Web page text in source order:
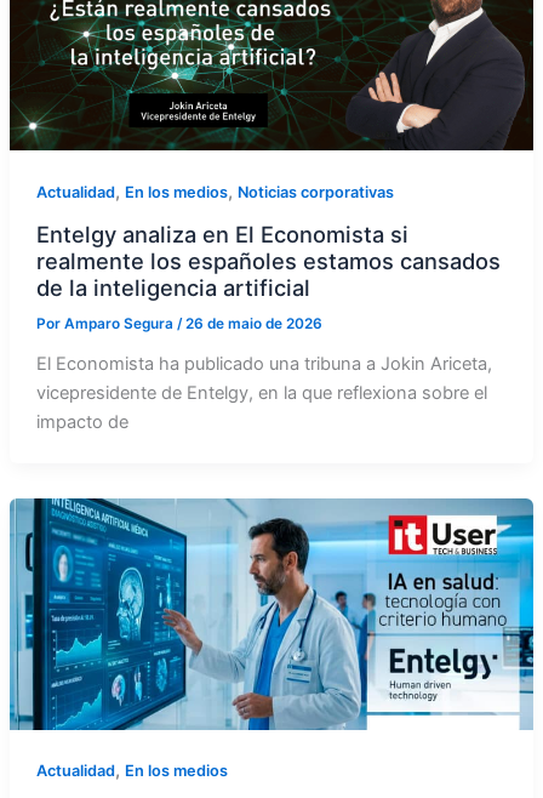
Actualidad, En los medios, Noticias corporativas
Entelgy analiza en El Economista si
realmente los españoles estamos cansados
de la inteligencia artificial
Por Amparo Segura /26 de maio de 2026
El Economista ha publicado una tribuna a Jokin Ariceta,
vicepresidente de Entelgy, en la que reflexiona sobre el
impacto de
Actualidad, En los medios